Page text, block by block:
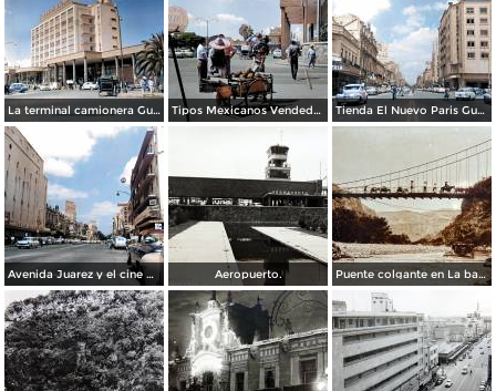
La terminal camionera Guadalajara, Jalisco 1961 Tipos Mexicanos Vendedor de cocos junto a La terminal camionera Guadalajara, Jalisco 1961 Tienda El Nuevo Paris Guadalajara, Jalisco 1961
Avenida Juarez y el cine Variedades Guadalajara, Jalisco 1961 Aeropuerto. Puente colgante en La barranca de Oblatos.